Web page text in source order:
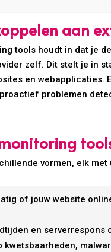
aan
tools houdt in dat je
zelf. Dit stelt je in
en
problemen
vormen, elk
of jouw website
en serverrespons
kwetsbaarheden,